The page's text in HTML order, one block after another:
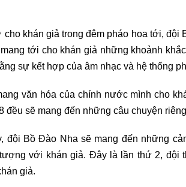
khán giả trong đêm pháo hoa tới, đội
tới cho khán giả những khoảnh
sự kết hợp của âm nhạc và hệ thống
văn hóa của chính nước mình cho
đều sẽ mang đến những câu chuyện
đội Bồ Đào Nha sẽ mang đến những
với khán giả. Đây là lần thứ 2, đội
giả.